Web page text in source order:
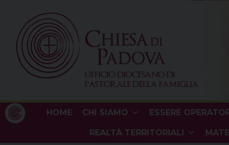
content
HOME CHI SIAMO ESSERE
REALTÀ TERRITORIALI